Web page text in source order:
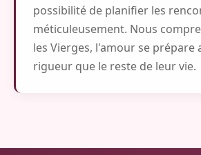
possibilité de planifier les
méticuleusement. Nous
les Vierges, l'amour se prépare
rigueur que le reste de leur vie.